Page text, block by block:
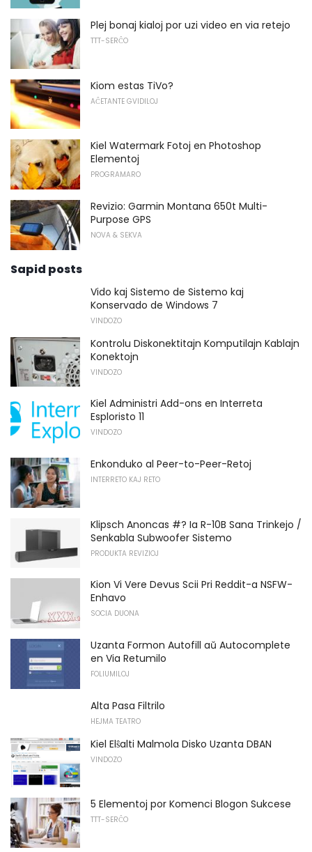
Plej bonaj kialoj por uzi video en via retejo
TTT-SERĈO
Kiom estas TiVo?
AĈETANTE GVIDILOJ
Kiel Watermark Fotoj en Photoshop
Elementoj
PROGRAMARO
Revizio: Garmin Montana 650t Multi-
Purpose GPS
NOVA & SEKVA
Sapid posts
Vido kaj Sistemo de Sistemo kaj
Konservado de Windows 7
VINDOZO
Kontrolu Diskonektitajn Komputilajn Kablajn
Konektojn
VINDOZO
Kiel Administri Add-ons en Interreta
Esploristo 11
VINDOZO
Enkonduko al Peer-to-Peer-Retoj
INTERRETO KAJ RETO
Klipsch Anoncas #? Ia R-10B Sana Trinkejo /
Senkabla Subwoofer Sistemo
PRODUKTA REVIZIOJ
Kion Vi Vere Devus Scii Pri Reddit-a NSFW-
Enhavo
SOCIA DUONA
Uzanta Formon Autofill aŭ Autocomplete
en Via Retumilo
FOLIUMILOJ
Alta Pasa Filtrilo
HEJMA TEATRO
Kiel Elŝalti Malmola Disko Uzanta DBAN
VINDOZO
5 Elementoj por Komenci Blogon Sukcese
TTT-SERĈO